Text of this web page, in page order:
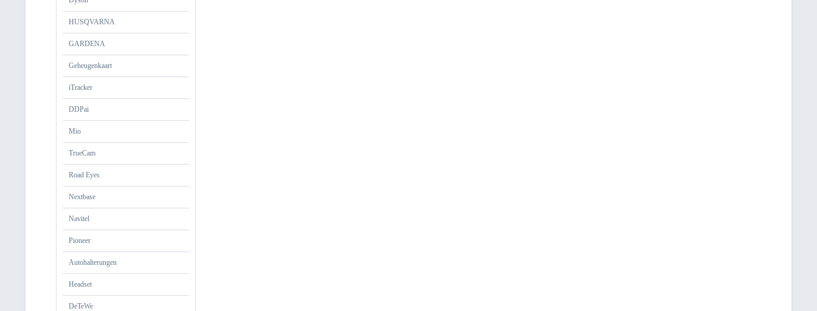
HUSQVARNA
GARDENA
Geheugenkaart
iTracker
DDPai
Mio
TrueCam
Road Eyes
Nextbase
Navitel
Pioneer
Autohalterungen
Headset
DeTeWe